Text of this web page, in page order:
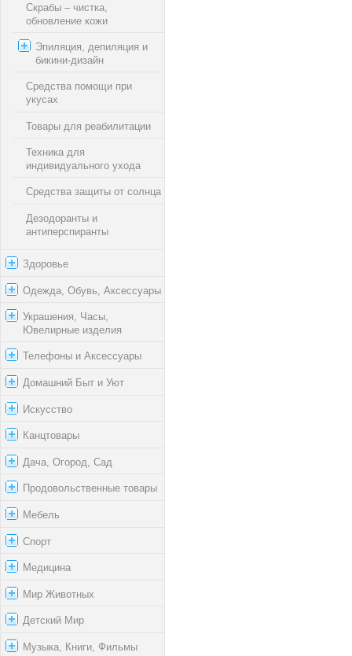
Скрабы – чистка,
обновление кожи
Эпиляция, депиляция и
бикини-дизайн
Средства помощи при
укусах
Товары для реабилитации
Техника для
индивидуального ухода
Средства защиты от солнца
Дезодоранты и
антиперспиранты
Здоровье
Одежда, Обувь, Аксессуары
Украшения, Часы,
Ювелирные изделия
Телефоны и Аксессуары
Домашний Быт и Уют
Искусство
Канцтовары
Дача, Огород, Сад
Продовольственные товары
Мебель
Спорт
Медицина
Мир Животных
Детский Мир
Музыка, Книги, Фильмы